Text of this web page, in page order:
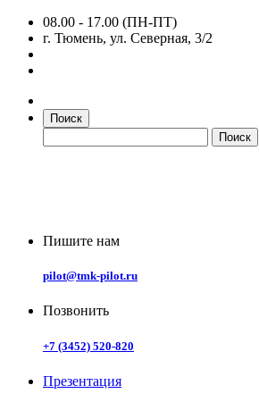
08.00 - 17.00 (ПН-ПТ)
г. Тюмень, ул. Северная, 3/2
Поиск
Пишите нам
pilot@tmk-pilot.ru
Позвонить
+7 (3452) 520-820
Презентация